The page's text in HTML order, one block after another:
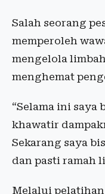
Salah seorang
memperoleh
mengelola
menghemat
“Selama ini saya
khawatir
Sekarang saya
dan pasti ramah
Melalui